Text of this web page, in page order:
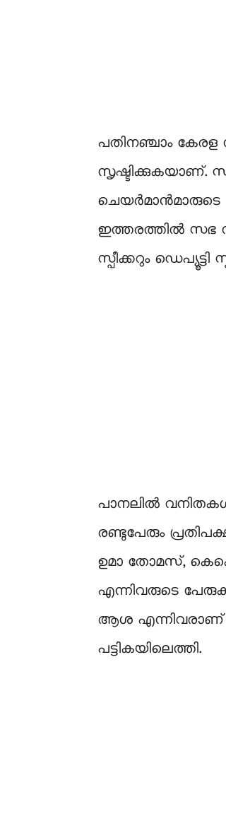
പതിനഞ്ചാം കേരള
സൃഷ്ടിക്കുകയാണ്.
ചെയര്‍മാൻമാരുടെ
ഇത്തരത്തില്‍ സഭ
സ്പീക്കറും
പാനലില്‍
രണ്ടുപേരും
ഉമാ തോമസ്,
എന്നിവരുടെ
ആശ എന്നിവരാണ്
പട്ടികയിലെത്തി.